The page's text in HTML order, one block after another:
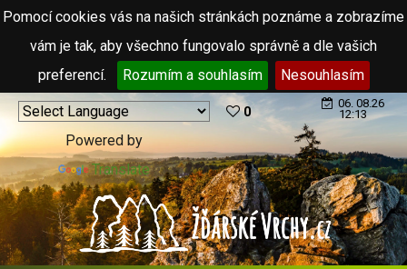
Pomocí cookies vás na našich stránkách poznáme a zobrazíme
vám je tak, aby všechno fungovalo správně a dle vašich
preferencí.
Rozumím a souhlasím Nesouhlasím
Powered by
Translate
0
06. 08.26
12:13